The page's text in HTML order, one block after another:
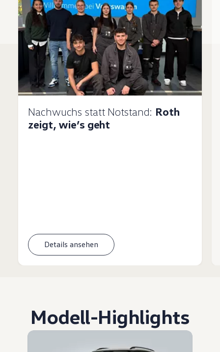
Nachwuchs statt Notstand: Roth
zeigt, wie’s geht
Details ansehen
Modell-Highlights